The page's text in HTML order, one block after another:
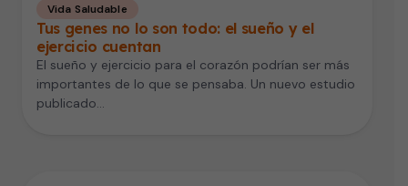
Vida Saludable
Tus genes no lo son todo: el sueño y el
ejercicio cuentan
El sueño y ejercicio para el corazón podrían ser más
importantes de lo que se pensaba. Un nuevo estudio
publicado…